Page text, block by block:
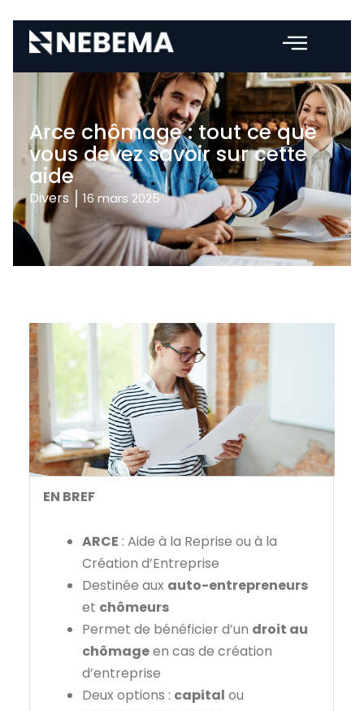
Arce chômage : tout ce que
vous devez savoir sur cette
aide
Divers 16 mars 2025
EN BREF
ARCE : Aide à la Reprise ou à la
Création d’Entreprise
Destinée aux auto-entrepreneurs
et chômeurs
Permet de bénéficier d’un droit au
chômageen cas de création
d’entreprise
Deux options : capital ou